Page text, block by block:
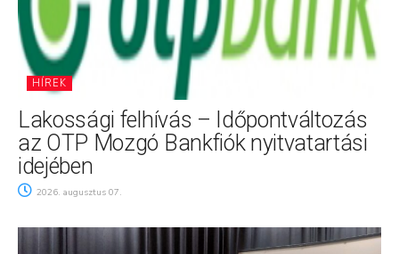
HÍREK
Lakossági felhívás – Időpontváltozás
az OTP Mozgó Bankfiók nyitvatartási
idejében
2026. augusztus 07.